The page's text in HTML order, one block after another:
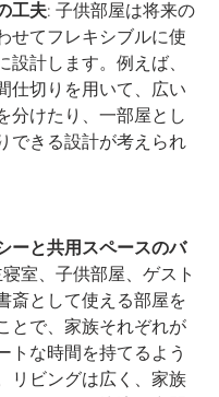
工夫: 子供部屋は将来の
せてフレキシブルに使
設計します。例えば、
仕切りを用いて、広い
分けたり、一部屋とし
できる設計が考えられ
ーと共用スペースのバ
寝室、子供部屋、ゲスト
斎として使える部屋を
とで、家族それぞれが
トな時間を持てるよう
リビングは広く、家族